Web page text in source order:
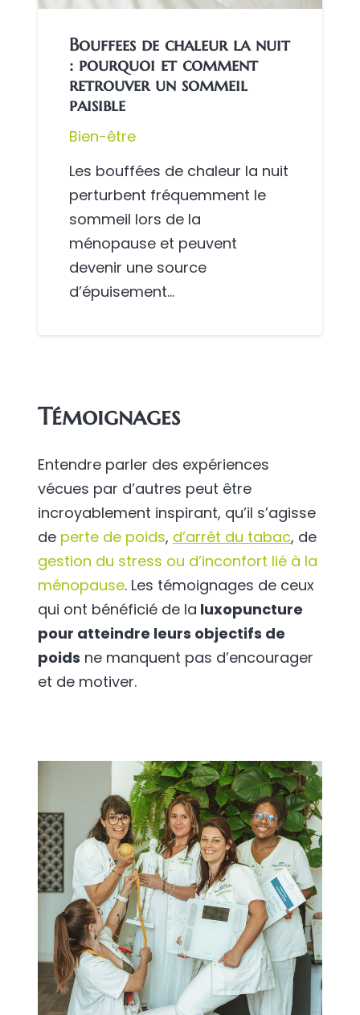
Bouffees de chaleur la nuit
: pourquoi et comment
retrouver un sommeil
paisible
Bien-être
Les bouffées de chaleur la nuit
perturbent fréquemment le
sommeil lors de la
ménopause et peuvent
devenir une source
d’épuisement…
Témoignages
Entendre parler des expériences
vécues par d’autres peut être
incroyablement inspirant, qu’il s’agisse
de perte de poids, d’arrêt du tabac, de
gestion du stress ou d’inconfort lié à la
ménopause. Les témoignages de ceux
qui ont bénéficié de la luxopuncture
pour atteindre leurs objectifs de
poids ne manquent pas d’encourager
et de motiver.